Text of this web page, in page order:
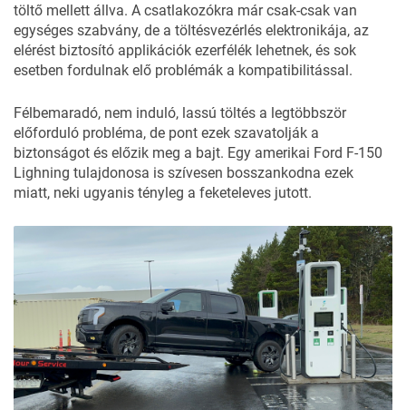
töltő mellett állva. A csatlakozókra már csak-csak van
egységes szabvány, de a töltésvezérlés elektronikája, az
elérést biztosító applikációk ezerfélék lehetnek, és sok
esetben fordulnak elő problémák a kompatibilitással.
Félbemaradó, nem induló, lassú töltés a legtöbbször
előforduló probléma, de pont ezek szavatolják a
biztonságot és előzik meg a bajt. Egy amerikai Ford F-150
Lighning tulajdonosa is szívesen bosszankodna ezek
miatt, neki ugyanis tényleg a feketeleves jutott.